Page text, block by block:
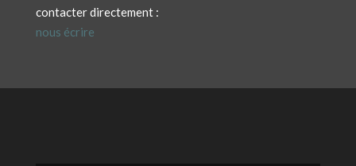
contacter directement :
nous écrire